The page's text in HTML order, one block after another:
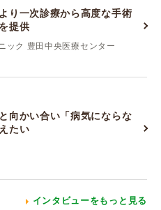
り一次診療から高度な手術
提供
ック 豊田中央医療センター
向かい合い「病気にならな
たい
インタビューをもっと見る